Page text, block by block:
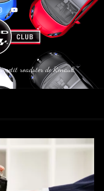
petit roadster de Renault